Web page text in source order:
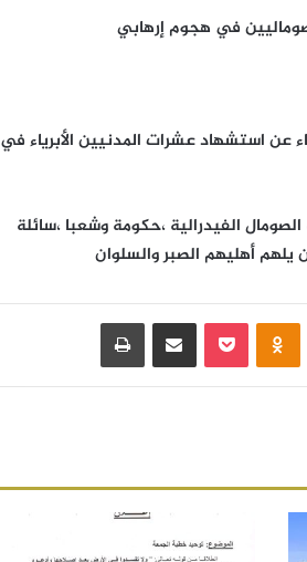
في هجوم إرهابي
عن استشهاد عشرات المدنيين الأبرياء في
الفيدرالية ،حكومة وشعبا ،سائلة
أهليهم الصبر والسلوان
بوكيت مشاركة عبر البريد